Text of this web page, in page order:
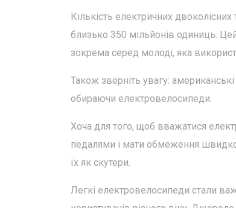
Кількість електричних
близько 350 мільйонів одиниць.
зокрема серед молоді, яка
Також зверніть увагу:
обираючи електровелосипеди.
Хоча для того, щоб вважатися
педалями і мати обмеження
їх як скутери.
Легкі електровелосипеди стали